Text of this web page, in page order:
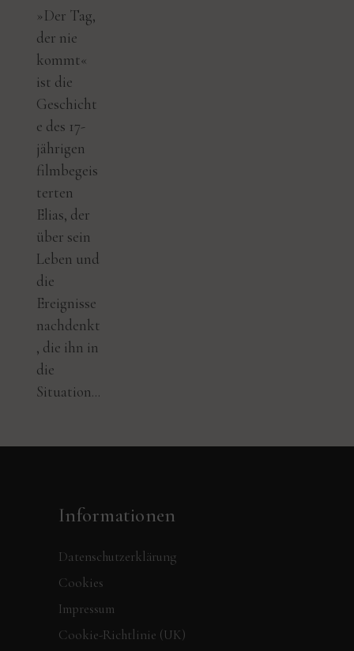
»Der Tag,
der nie
kommt«
ist die
Geschicht
e des 17-
jährigen
filmbegeis
terten
Elias, der
über sein
Leben und
die
Ereignisse
nachdenkt
, die ihn in
die
Situation...
Informationen
Datenschutzerklärung
Cookies
Impressum
Cookie-Richtlinie (UK)